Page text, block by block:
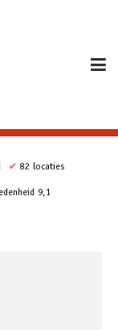
✔ 82 locaties
9,1